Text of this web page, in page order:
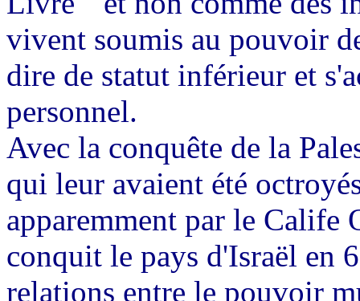
vivent soumis au pouvoir
dire de statut inférieur et
personnel.
Avec la conquête de la
qui leur avaient été
apparemment par le Calife
conquit le pays d'Israël en
relations entre le pouvoir